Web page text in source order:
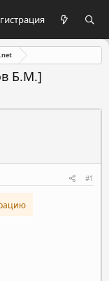
Б.М.]
#1